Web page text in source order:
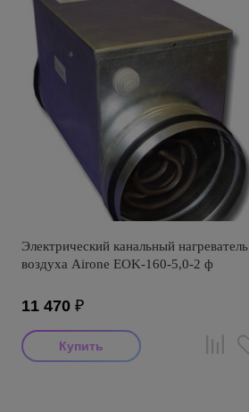
Электрический канальный нагреватель
воздуха Airone EOK-160-5,0-2 ф
11 470 ₽